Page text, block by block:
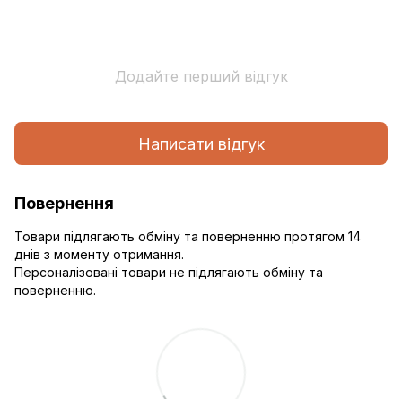
Додайте перший відгук
Написати відгук
Повернення
Товари підлягають обміну та поверненню протягом 14
днів з моменту отримання.
Персоналізовані товари не підлягають обміну та
поверненню.